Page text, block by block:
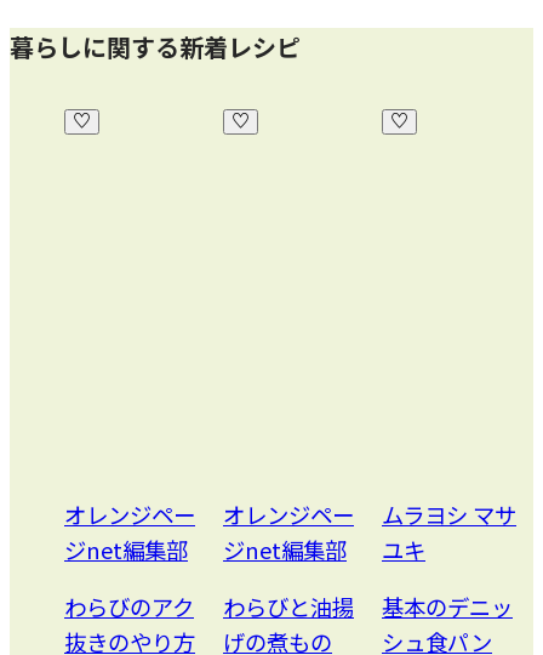
暮らしに関する新着レシピ
オレンジペー
ジnet編集部
わらびのアク
抜きのやり方
オレンジペー
ジnet編集部
わらびと油揚
げの煮もの
ムラヨシ マサ
ユキ
基本のデニッ
シュ食パン
榎本
ップ